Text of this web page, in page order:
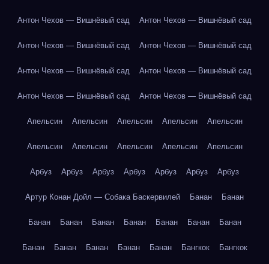
Антон Чехов — Вишнёвый сад Антон Чехов — Вишнёвый сад
Антон Чехов — Вишнёвый сад Антон Чехов — Вишнёвый сад
Антон Чехов — Вишнёвый сад Антон Чехов — Вишнёвый сад
Антон Чехов — Вишнёвый сад Антон Чехов — Вишнёвый сад
Апельсин Апельсин Апельсин Апельсин Апельсин
Апельсин Апельсин Апельсин Апельсин Апельсин
Арбуз Арбуз Арбуз Арбуз Арбуз Арбуз Арбуз
Артур Конан Дойл — Собака Баскервилей Банан Банан
Банан Банан Банан Банан Банан Банан Банан
Банан Банан Банан Банан Банан Бангкок Бангкок